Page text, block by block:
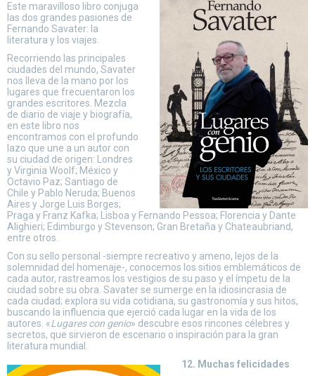
Este maravilloso libro conjuga
las dos grandes pasiones de
Fernando Savater: la
literatura y los viajes.
Recorriendo las principales
ciudades del mundo, Savater
nos lleva de la mano por los
lugares que frecuentaron los
grandes escritores. Mezcla
de diario de viaje y biografía,
en este libro nos
encontramos con el profundo
lazo que une a un autor con
su ciudad de origen: Londres
y Virginia Woolf; México y
Octavio Paz; Santiago de
Chile y Pablo Neruda; Buenos
Aires y Jorge Luis Borges;
Praga y Franz Kafka; Lisboa y Fernando Pessoa; Florencia y Dante
Alighieri; Edimburgo y Stevenson; Gran Bretaña y Chateaubriand,
entre otros.
Con su sello personal -siempre recreativo y ameno, lejos de la
solemnidad del homenaje-, conocemos los sitios emblemáticos de
cada autor, rastreamos los vestigios de su paso y el ímpetu de la
ciudad sobre su obra. Savater se sumerge en la idiosincrasia de
cada ciudad; explora su vida cotidiana, su gastronomía y sus hitos,
buscando la influencia que ejerció cada lugar en la vida de los
autores. «Lugares con genio» descubre esos rincones célebres y
secretos, que sirvieron de escenario o inspiración para la gran
literatura mundial.
12. Muchas felicidades